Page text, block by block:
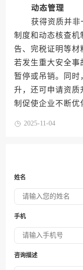
动态管理
获得资质并非一
制度和动态核查机
告、完税证明等材
若发生重大安全事
暂停或吊销。同时
升，还可申请资质
制促使企业不断优
2025-11-04
姓名
手机
咨询描述